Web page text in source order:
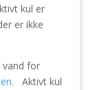
kul er
er ikke
vand for
Aktivt kul